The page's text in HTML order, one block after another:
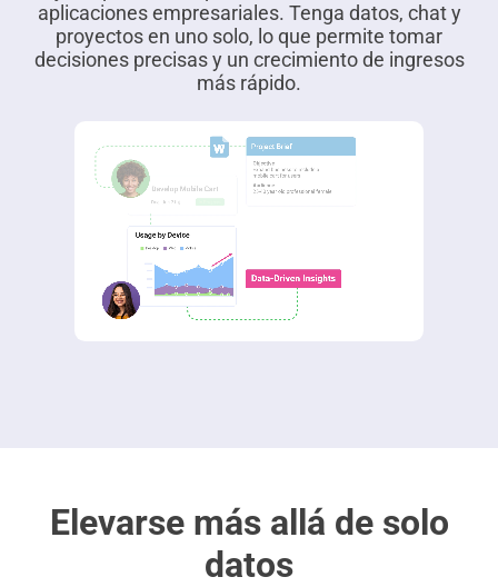
aplicaciones empresariales. Tenga datos, chat y
proyectos en uno solo, lo que permite tomar
decisiones precisas y un crecimiento de ingresos
más rápido.
Elevarse más allá de solo
datos